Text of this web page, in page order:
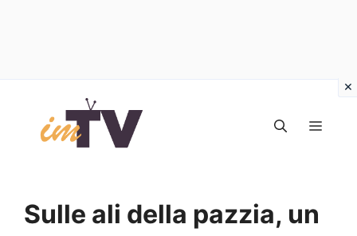
contenuto
Sulle ali della pazzia, un